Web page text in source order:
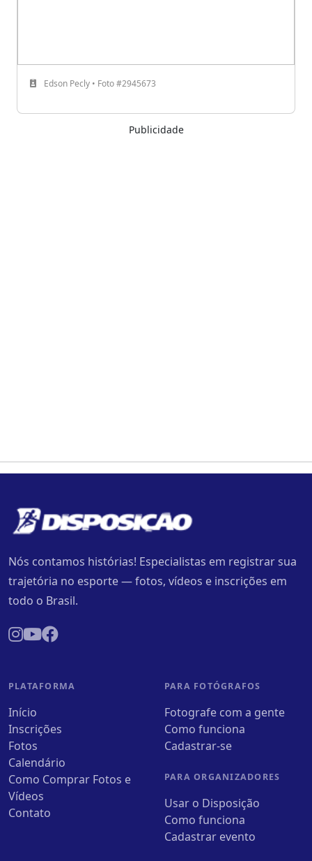
Edson Pecly • Foto #2945673
Publicidade
Nós contamos histórias! Especialistas em registrar sua
trajetória no esporte — fotos, vídeos e inscrições em
todo o Brasil.
PLATAFORMA
Início
Inscrições
Fotos
Calendário
Como Comprar Fotos e
Vídeos
Contato
PARA FOTÓGRAFOS
Fotografe com a gente
Como funciona
Cadastrar-se
PARA ORGANIZADORES
Usar o Disposição
Como funciona
Cadastrar evento